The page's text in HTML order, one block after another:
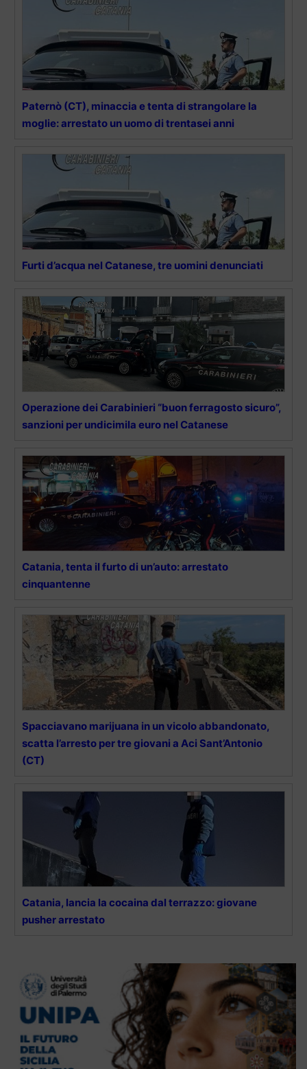
Paternò (CT), minaccia e tenta di strangolare la
moglie: arrestato un uomo di trentasei anni
Furti d’acqua nel Catanese, tre uomini denunciati
Operazione dei Carabinieri “buon ferragosto sicuro”,
sanzioni per undicimila euro nel Catanese
Catania, tenta il furto di un’auto: arrestato
cinquantenne
Spacciavano marijuana in un vicolo abbandonato,
scatta l’arresto per tre giovani a Aci Sant’Antonio
(CT)
Catania, lancia la cocaina dal terrazzo: giovane
pusher arrestato